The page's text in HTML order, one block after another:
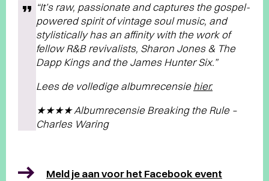
“It’s raw, passionate and captures the gospel-
powered spirit of vintage soul music, and
stylistically has an affinity with the work of
fellow R&B revivalists, Sharon Jones & The
Dapp Kings and the James Hunter Six.”
Lees de volledige albumrecensie hier.
★★★★ Albumrecensie Breaking the Rule –
Charles Waring
Meld je aan voor het Facebook event